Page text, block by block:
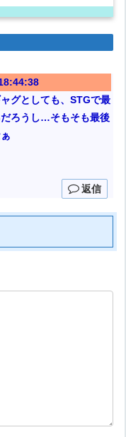
グとしても、STGで最
ろうし…そもそも最後
返信